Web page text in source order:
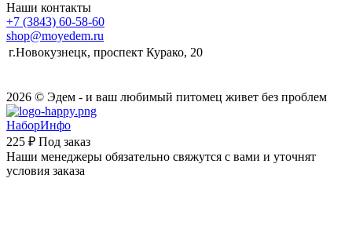
Наши контакты
+7 (3843) 60-58-60
shop@moyedem.ru
г.Новокузнецк, проспект Курако, 20
2026 © Эдем - и ваш любимый питомец живет без проблем
НаборИнфо
225 ₽ Под заказ
Наши менеджеры обязательно свяжутся с вами и уточнят
условия заказа